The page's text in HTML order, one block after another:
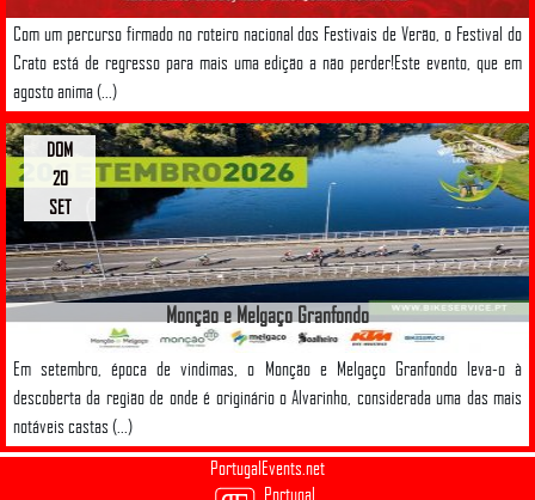
Com um percurso firmado no roteiro nacional dos Festivais de Verão, o Festival do
Crato está de regresso para mais uma edição a não perder!Este evento, que em
agosto anima (...)
Monção e Melgaço Granfondo
Em setembro, época de vindimas, o Monção e Melgaço Granfondo leva-o à
descoberta da região de onde é originário o Alvarinho, considerada uma das mais
notáveis castas (...)
DOM
20
SET
PortugalEvents.net
Portugal